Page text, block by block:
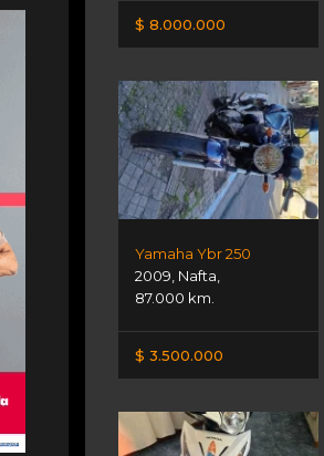
$ 8.000.000
Yamaha Ybr 250
2009 Nafta
87.000 km.
$ 3.500.000